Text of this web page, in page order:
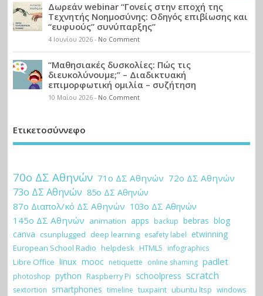
Δωρεάν webinar “Γονείς στην εποχή της
Τεχνητής Νοημοσύνης: Οδηγός επιβίωσης και
“ευφυούς” συνύπαρξης”
4 Ιουνίου 2026- No Comment
“Μαθησιακές δυσκολίες: Πώς τις
διευκολύνουμε;” – Διαδικτυακή
επιμορφωτική ομιλία – συζήτηση
10 Μαΐου 2026- No Comment
Ετικετοσύννεφο
70ο ΔΣ Αθηνών 71ο ΔΣ Αθηνών 72ο ΔΣ Αθηνών
73ο ΔΣ Αθηνών 85ο ΔΣ Αθηνών
87ο Διαπολ/κό ΔΣ Αθηνών 103ο ΔΣ Αθηνών
145ο ΔΣ Αθηνών animation apps backup bebras blog
canva csunplugged deep learning esafety label etwinning
European School Radio helpdesk HTML5 infographics
Libre Office linux mooc netiquette online shaming padlet
photoshop python Raspberry Pi schoolpress scratch
sextortion smartphones timeline tuxpaint ubuntu ltsp windows